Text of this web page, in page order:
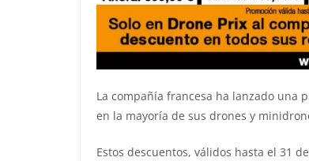
La compañía francesa ha lanzado una
en la mayoría de sus drones y
Estos descuentos, válidos hasta el 31